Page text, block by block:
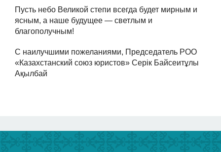
Пусть небо Великой степи всегда будет мирным и
ясным, а наше будущее — светлым и
благополучным!
С наилучшими пожеланиями, Председатель РОО
«Казахстанский союз юристов» Серік Байсеитұлы
Ақылбай